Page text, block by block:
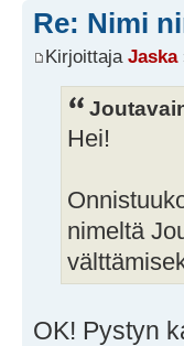
Re: Nimi
Kirjoittaja Jaska
Hei!
nimeltä
OK! Pystyn